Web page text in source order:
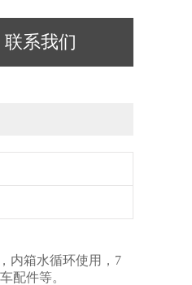
联系我们
内箱水循环使用，7
配件等。